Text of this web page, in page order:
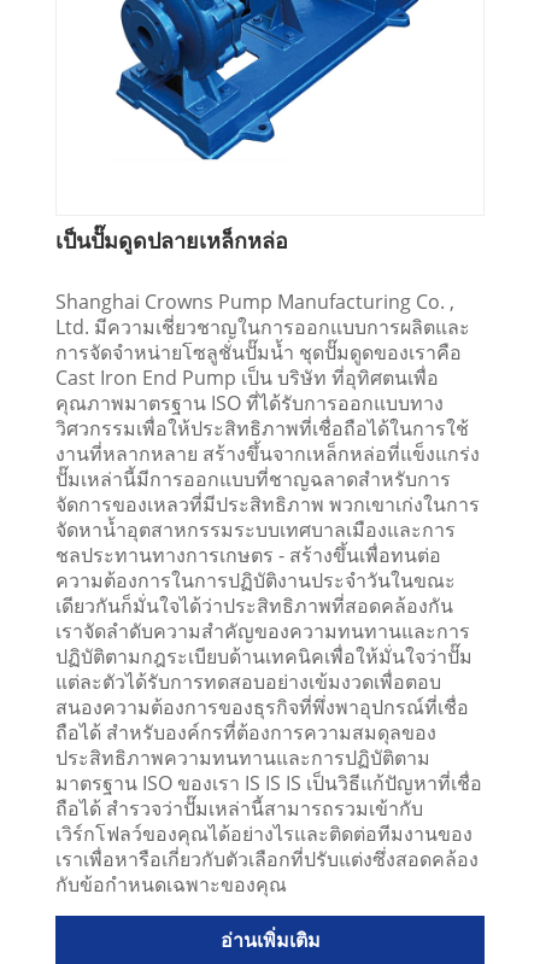
เป็นปั๊มดูดปลายเหล็กหล่อ
Shanghai Crowns Pump Manufacturing Co. ,
Ltd. มีความเชี่ยวชาญในการออกแบบการผลิตและ
การจัดจำหน่ายโซลูชั่นปั๊มน้ำ ชุดปั๊มดูดของเราคือ
Cast Iron End Pump เป็น บริษัท ที่อุทิศตนเพื่อ
คุณภาพมาตรฐาน ISO ที่ได้รับการออกแบบทาง
วิศวกรรมเพื่อให้ประสิทธิภาพที่เชื่อถือได้ในการใช้
งานที่หลากหลาย สร้างขึ้นจากเหล็กหล่อที่แข็งแกร่ง
ปั๊มเหล่านี้มีการออกแบบที่ชาญฉลาดสำหรับการ
จัดการของเหลวที่มีประสิทธิภาพ พวกเขาเก่งในการ
จัดหาน้ำอุตสาหกรรมระบบเทศบาลเมืองและการ
ชลประทานทางการเกษตร - สร้างขึ้นเพื่อทนต่อ
ความต้องการในการปฏิบัติงานประจำวันในขณะ
เดียวกันก็มั่นใจได้ว่าประสิทธิภาพที่สอดคล้องกัน
เราจัดลำดับความสำคัญของความทนทานและการ
ปฏิบัติตามกฎระเบียบด้านเทคนิคเพื่อให้มั่นใจว่าปั๊ม
แต่ละตัวได้รับการทดสอบอย่างเข้มงวดเพื่อตอบ
สนองความต้องการของธุรกิจที่พึ่งพาอุปกรณ์ที่เชื่อ
ถือได้ สำหรับองค์กรที่ต้องการความสมดุลของ
ประสิทธิภาพความทนทานและการปฏิบัติตาม
มาตรฐาน ISO ของเรา IS IS IS เป็นวิธีแก้ปัญหาที่เชื่อ
ถือได้ สำรวจว่าปั๊มเหล่านี้สามารถรวมเข้ากับ
เวิร์กโฟลว์ของคุณได้อย่างไรและติดต่อทีมงานของ
เราเพื่อหารือเกี่ยวกับตัวเลือกที่ปรับแต่งซึ่งสอดคล้อง
กับข้อกำหนดเฉพาะของคุณ
อ่านเพิ่มเติม